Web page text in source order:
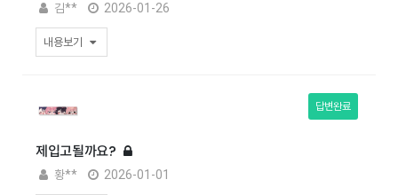
김** 2026-01-26
내용보기
제입고될까요?
답변완료
황** 2026-01-01